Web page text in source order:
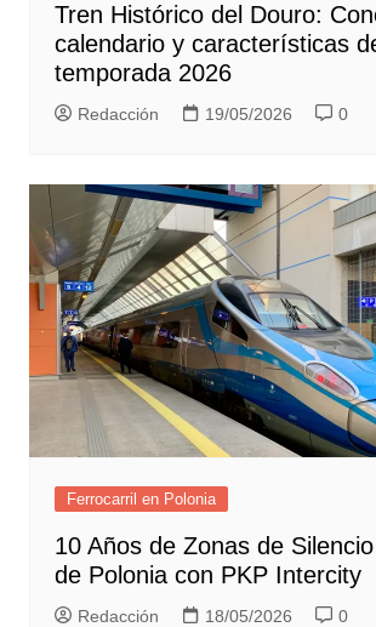
Tren Histórico del Douro:
calendario y características
temporada 2026
Redacción 19/05/2026 0
Ferrocarril en Polonia
10 Años de Zonas de
de Polonia con PKP Intercity
Redacción 18/05/2026 0